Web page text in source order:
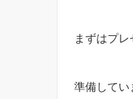
まずはプ
準備してい